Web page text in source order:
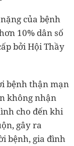
của bệnh
10% dân số
bởi Hội Thầy
bệnh thận mạn
không nhận
cho đến khi
gây ra
bệnh, gia đình